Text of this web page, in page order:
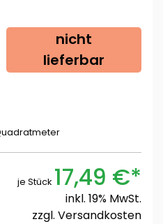
nicht
lieferbar
je Stück 17,49 €*
inkl. 19% MwSt.
zzgl. Versandkosten